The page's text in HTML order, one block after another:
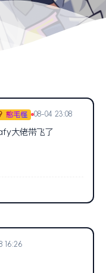
憨毛怪 08-04 23:08
大佬带飞了
16:26